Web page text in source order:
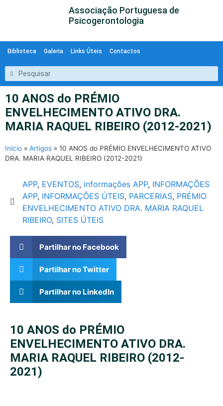
Associação Portuguesa de
Psicogerontologia
Biblioteca Galeria Links Úteis Contactos
10 ANOS do PRÉMIO
ENVELHECIMENTO ATIVO DRA.
MARIA RAQUEL RIBEIRO (2012-2021)
Início » Artigos » 10 ANOS do PRÉMIO ENVELHECIMENTO ATIVO
DRA. MARIA RAQUEL RIBEIRO (2012-2021)
APP, EVENTOS, informações APP, INFORMAÇÕES
APP, INFORMAÇÕES ÚTEIS, PARCERIAS, PRÉMIO
ENVELHECIMENTO ATIVO DRA. MARIA RAQUEL
RIBEIRO, SITES ÚTEIS
Partilhar no Facebook
Partilhar no Twitter
Partilhar no LinkedIn
10 ANOS do PRÉMIO
ENVELHECIMENTO ATIVO DRA.
MARIA RAQUEL RIBEIRO (2012-
2021)